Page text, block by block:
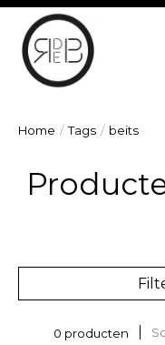
Home / Tags / beits
0 producten